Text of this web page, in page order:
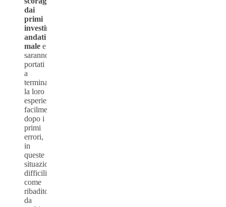
dai
primi
investimenti
andati
male e
saranno
portati
a
terminare
la loro
esperienza
facilmente
dopo i
primi
errori,
in
queste
situazioni
difficili,
come
ribadito
da